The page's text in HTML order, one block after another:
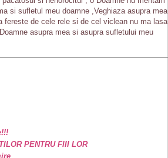
si sufletul meu doamne ,Veghiaza asupra mea
fereste de cele rele si de cel viclean nu ma lasa
asupra mea si asupra sufletului meu
PENTRU FIII LOR